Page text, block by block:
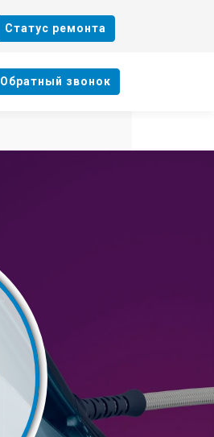
Cтатус ремонта
Oбратный звонок